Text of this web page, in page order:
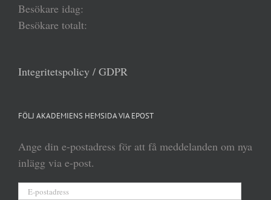
Besökare idag:
Besökare totalt:
Integritetspolicy / GDPR
FÖLJ AKADEMIENS HEMSIDA VIA EPOST
Ange din e-postadress för att få meddelanden om nya
inlägg via e-post.